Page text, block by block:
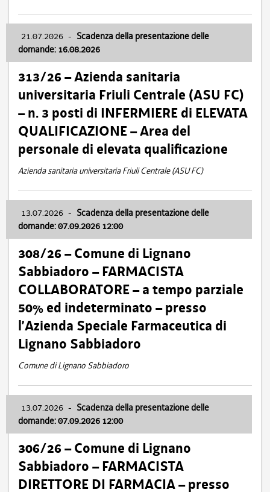
21.07.2026 - Scadenza della presentazione delle
domande: 16.08.2026
313/26 – Azienda sanitaria
universitaria Friuli Centrale (ASU FC)
– n. 3 posti di INFERMIERE di ELEVATA
QUALIFICAZIONE – Area del
personale di elevata qualificazione
Azienda sanitaria universitaria Friuli Centrale (ASU FC)
13.07.2026 - Scadenza della presentazione delle
domande: 07.09.2026 12:00
308/26 – Comune di Lignano
Sabbiadoro – FARMACISTA
COLLABORATORE – a tempo parziale
50% ed indeterminato – presso
l’Azienda Speciale Farmaceutica di
Lignano Sabbiadoro
Comune di Lignano Sabbiadoro
13.07.2026 - Scadenza della presentazione delle
domande: 07.09.2026 12:00
306/26 – Comune di Lignano
Sabbiadoro – FARMACISTA
DIRETTORE DI FARMACIA – presso